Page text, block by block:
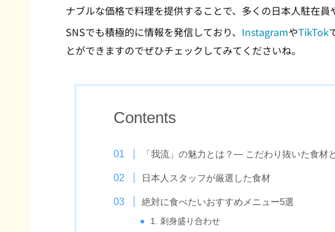
ナブルな価格で料理を提供することで、多くの日本人駐在員
SNSでも積極的に情報を発信しており、 InstagramやTikTok
とができますのでぜひチェックしてみてくださいね。
Contents
「我流」の魅力とは？— こだわり抜いた食材
日本人スタッフが厳選した食材
絶対に食べたいおすすめメニュー5選
1. 刺身盛り合わせ